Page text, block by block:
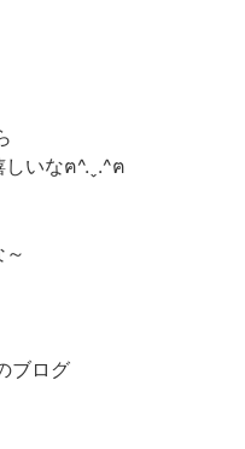
いなฅ^.ˬ.^ฅ
ブログ